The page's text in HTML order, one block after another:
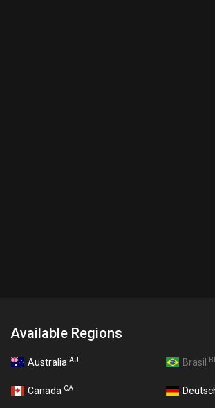
Available Regions
Australia AU Brasil
Canada CA